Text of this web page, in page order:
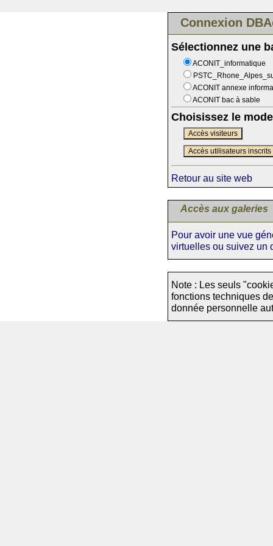
Connexion
Sélectionnez une
ACONIT_informatique
ACONIT annexe
ACONIT bac à sable
Choisissez le
Accès visiteurs
Accès utilisateurs inscrits
Retour au site web
Accès aux galeries
Pour avoir une vue
virtuelles ou suivez un
Note : Les seuls
fonctions techniques
donnée personnelle